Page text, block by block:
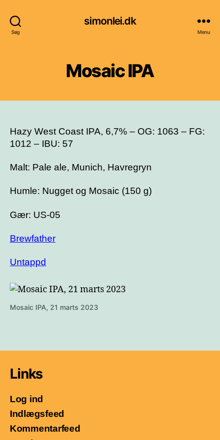
Søg
simonlei.dk
Menu
Mosaic IPA
Hazy West Coast IPA, 6,7% – OG: 1063 – FG:
1012 – IBU: 57
Malt: Pale ale, Munich, Havregryn
Humle: Nugget og Mosaic (150 g)
Gær: US-05
Brewfather
Untappd
Mosaic IPA, 21 marts 2023
Links
Log ind
Indlægsfeed
Kommentarfeed